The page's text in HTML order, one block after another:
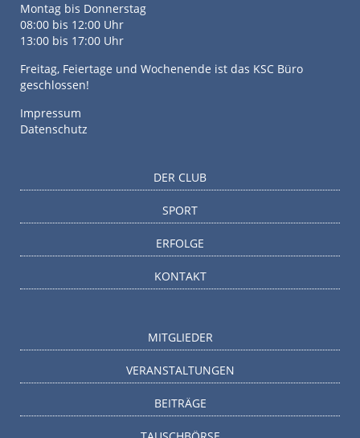
Montag bis Donnerstag
08:00 bis 12:00 Uhr
13:00 bis 17:00 Uhr
Freitag, Feiertage und Wochenende ist das KSC Büro
geschlossen!
Impressum
Datenschutz
DER CLUB
SPORT
ERFOLGE
KONTAKT
MITGLIEDER
VERANSTALTUNGEN
BEITRÄGE